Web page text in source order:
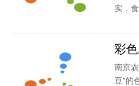
实，
彩
南京
豆”的